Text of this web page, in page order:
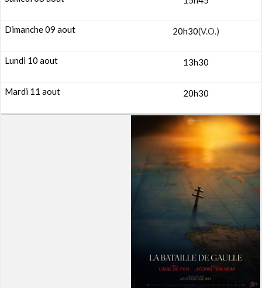
20h30(V.O.)
13h30
20h30